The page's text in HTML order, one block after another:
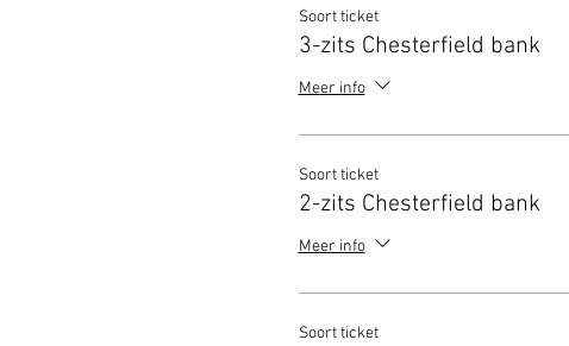
Soort ticket
3-zits Chesterfield bank
Meer info
Soort ticket
2-zits Chesterfield bank
Meer info
Soort ticket